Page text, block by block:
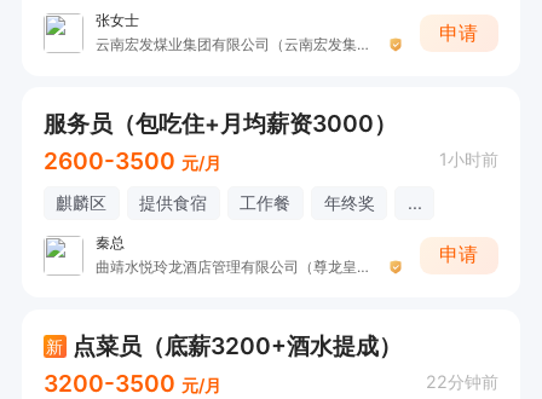
张女士
云南宏发煤业集团有限公司（云南宏发集团）
申请
服务员（包吃住+月均薪资3000）
2600-3500 元/月 1小时前
麒麟区 提供食宿 工作餐 年终奖 ...
秦总
曲靖水悦玲龙酒店管理有限公司（尊龙皇冠酒店）
申请
新 点菜员（底薪3200+酒水提成）
3200-3500 元/月 22分钟前